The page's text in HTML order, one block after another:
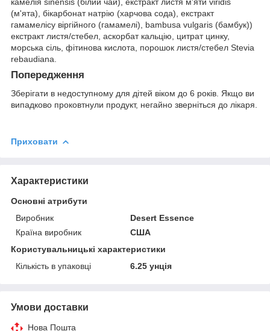
(м'ята), бікарбонат натрію (харчова сода), екстракт
гамамелісу віргійного (гамамелі), bambusa vulgaris (бамбук))
екстракт листя/стебел, аскорбат кальцію, цитрат цинку,
морська сіль, фітинова кислота, порошок листя/стебел Stevia
rebaudiana.
Попередження
Зберігати в недоступному для дітей віком до 6 років. Якщо ви
випадково проковтнули продукт, негайно зверніться до лікаря.
Приховати
Характеристики
Основні атрибути
Виробник
Desert Essence
Країна виробник
США
Користувальницькі характеристики
Кількість в упаковці
6.25 унція
Умови доставки
Нова Пошта